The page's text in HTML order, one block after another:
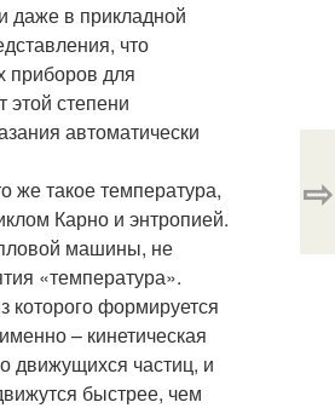
даже в прикладной
что
приборов для
степени
автоматически
же такое температура,
Карно и энтропией.
машины, не
«температура».
которого формируется
– кинетическая
движущихся частиц, и
быстрее, чем
⇨